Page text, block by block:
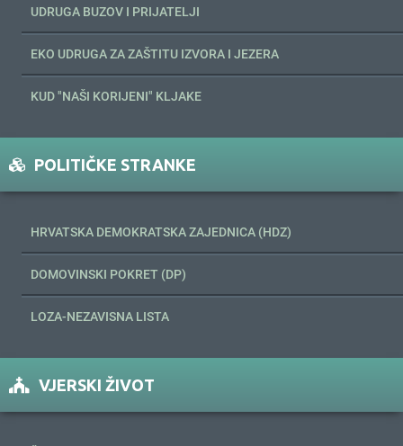
UDRUGA BUZOV I PRIJATELJI
EKO UDRUGA ZA ZAŠTITU IZVORA I JEZERA
KUD "NAŠI KORIJENI" KLJAKE
POLITIČKE STRANKE
HRVATSKA DEMOKRATSKA ZAJEDNICA (HDZ)
DOMOVINSKI POKRET (DP)
LOZA-NEZAVISNA LISTA
VJERSKI ŽIVOT